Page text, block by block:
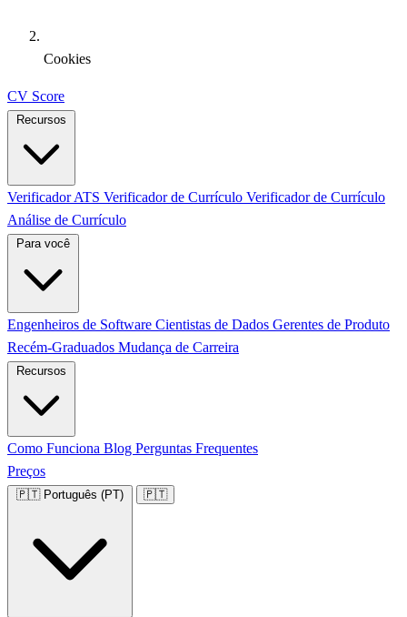
Cookies
CV Score
Verificador ATS Verificador de Currículo Verificador de Currículo
Análise de Currículo
Engenheiros de Software Cientistas de Dados Gerentes de Produto
Recém-Graduados Mudança de Carreira
Como Funciona Blog Perguntas Frequentes
Preços
🇵🇹 Português (PT) 🇵🇹